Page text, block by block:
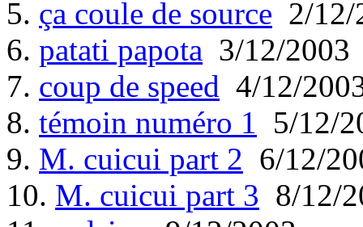
5. ça coule de source 2/12/
6. patati papota 3/12/2003
7. coup de speed 4/12/
8. témoin numéro 1 5/12/
9. M. cuicui part 2 6/12/
10. M. cuicui part 3 8/12/